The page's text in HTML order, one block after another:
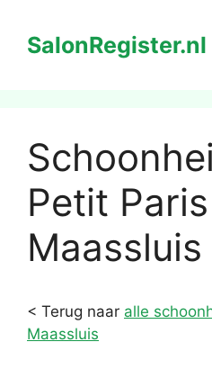
naarSalonRegister.nl
Petit
Maassluis
< Terug naar alle
Maassluis